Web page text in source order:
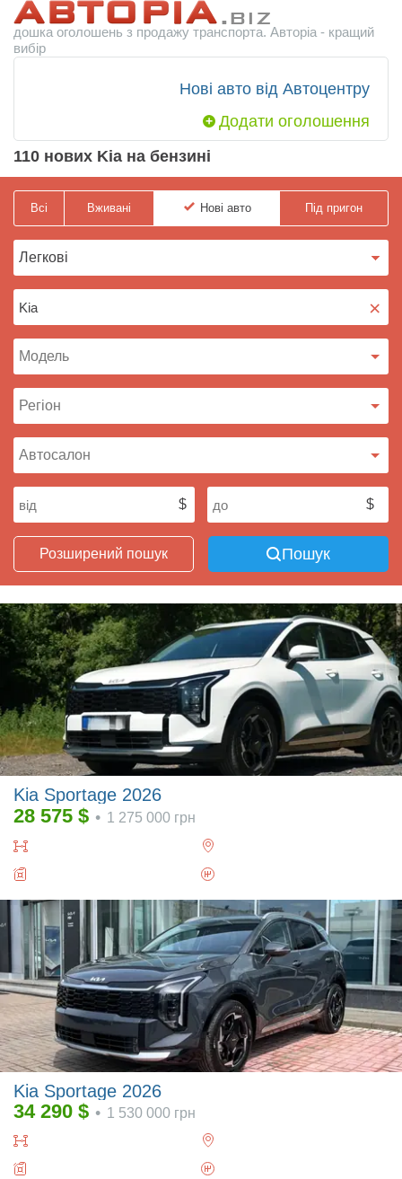
дошка оголошень з продажу транспорта. Авторіа - кращий
вибір
Нові авто від Автоцентру
Додати оголошення
110 нових Kia на бензині
Всі Вживані Нові авто Під пригон
×
Розширений пошук Пошук
Kia Sportage 2026
28 575 $ • 1 275 000 грн
Kia Sportage 2026
34 290 $ • 1 530 000 грн